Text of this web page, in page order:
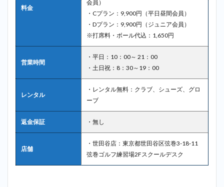
料金
会員）
・Cプラン：9,900円（平日昼間会員）
・Dプラン：9,900円（ジュニア会員）
※打席料・ボール代込：1,650円
営業時間
・平日：10：00～ 21：00
・土日祝：8：30～19：00
レンタル
・レンタル無料：クラブ、シューズ、グロ
ーブ
返金保証 ・無し
店舗
・世田谷店：東京都世田谷区弦巻3-18-11
弦巻ゴルフ練習場2Fスクールデスク